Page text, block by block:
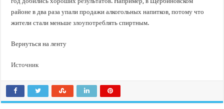
районе в два раза упали продажи алкогольных напитков, потому что
жители стали меньше злоупотреблять спиртным.
Вернуться на ленту
Источник